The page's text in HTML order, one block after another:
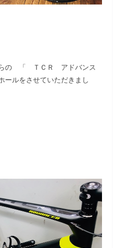
の 「 ＴＣＲ アドバンス
ルをさせていただきまし